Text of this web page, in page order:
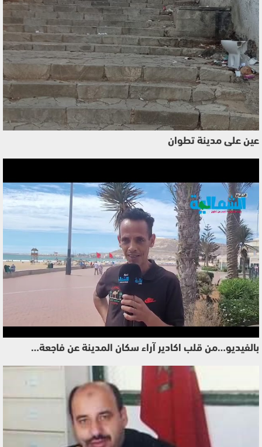
عين على مدينة تطوان
بالفيديو…من قلب اكادير آراء سكان المدينة عن فاجعة…